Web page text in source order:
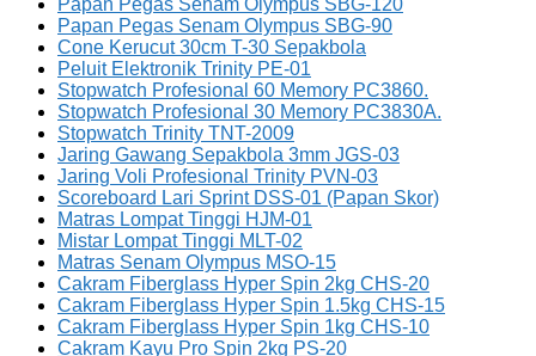
Papan Pegas Senam Olympus SBG-90
Cone Kerucut 30cm T-30 Sepakbola
Peluit Elektronik Trinity PE-01
Stopwatch Profesional 60 Memory PC3860.
Stopwatch Profesional 30 Memory PC3830A.
Stopwatch Trinity TNT-2009
Jaring Gawang Sepakbola 3mm JGS-03
Jaring Voli Profesional Trinity PVN-03
Scoreboard Lari Sprint DSS-01 (Papan Skor)
Matras Lompat Tinggi HJM-01
Mistar Lompat Tinggi MLT-02
Matras Senam Olympus MSO-15
Cakram Fiberglass Hyper Spin 2kg CHS-20
Cakram Fiberglass Hyper Spin 1.5kg CHS-15
Cakram Fiberglass Hyper Spin 1kg CHS-10
Cakram Kayu Pro Spin 2kg PS-20